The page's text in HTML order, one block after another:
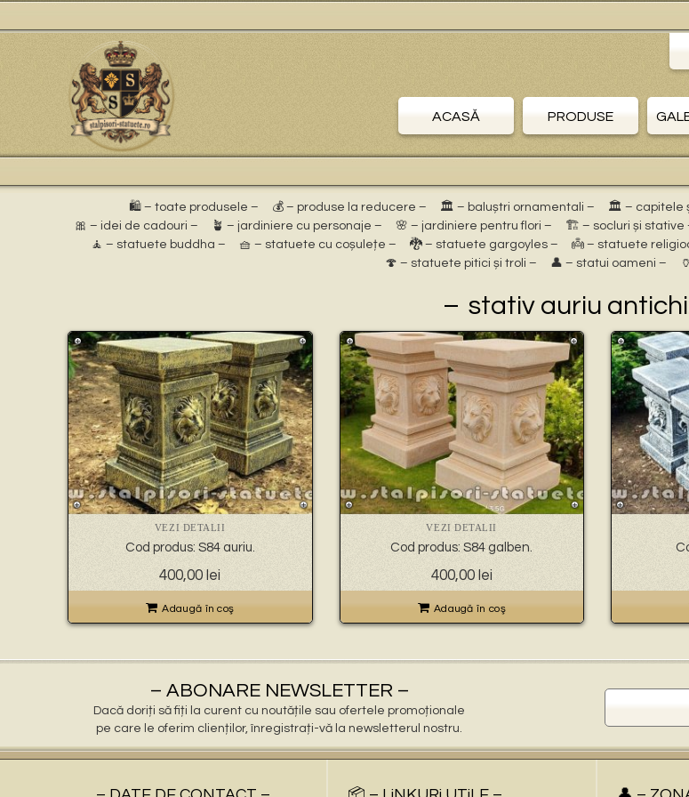
ACASĂ PRODUSE
🛍️ – toate produsele – 💰 – produse la reducere – 🏛 – baluștri ornamentali – 🏛 – capitele
🎀 – idei de cadouri –
🪴 – jardiniere cu personaje – 🌸 – jardiniere pentru flori – 🏗 – socluri și stative
🧘 – statuete buddha –
🧺 – statuete cu coșulețe – 🐉 – statuete gargoyles – 👼 – statuete
🍄 – statuete pitici și troli –
👤 – statui oameni –
stativ auriu
VEZI DETALII
Cod produs: S84 auriu.
400,00 lei
Adaugă în coş
VEZI DETALII
Cod produs: S84 galben.
400,00 lei
Adaugă în coş
– ABONARE NEWSLETTER –
Dacă doriți să fiți la curent cu noutățile sau ofertele promoționale
pe care le oferim clienților, înregistrați-vă la newsletterul nostru.